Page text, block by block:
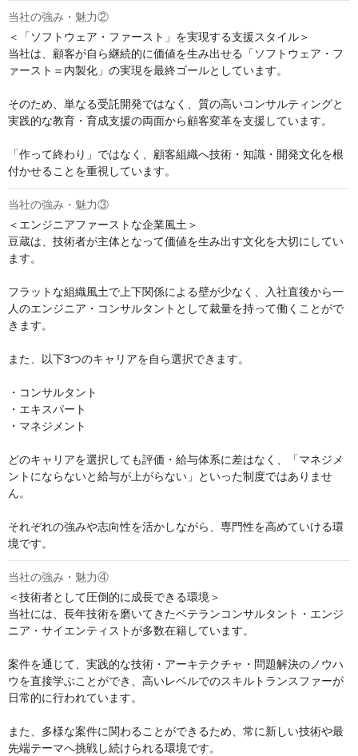
当社の強み・魅力②
＜「ソフトウェア・ファースト」を実現する支援スタイル＞
当社は、顧客が自ら継続的に価値を生み出せる「ソフトウェア・フ
ァースト＝内製化」の実現を最終ゴールとしています。
そのため、単なる受託開発ではなく、質の高いコンサルティングと
実践的な教育・育成支援の両面から顧客変革を支援しています。
「作って終わり」ではなく、顧客組織へ技術・知識・開発文化を根
付かせることを重視しています。
当社の強み・魅力③
＜エンジニアファーストな企業風土＞
豆蔵は、技術者が主体となって価値を生み出す文化を大切にしてい
ます。
フラットな組織風土で上下関係による壁が少なく、入社直後から一
人のエンジニア・コンサルタントとして裁量を持って働くことがで
きます。
また、以下3つのキャリアを自ら選択できます。
・コンサルタント
・エキスパート
・マネジメント
どのキャリアを選択しても評価・給与体系に差はなく、「マネジメ
ントにならないと給与が上がらない」といった制度ではありませ
ん。
それぞれの強みや志向性を活かしながら、専門性を高めていける環
境です。
当社の強み・魅力④
＜技術者として圧倒的に成長できる環境＞
当社には、長年技術を磨いてきたベテランコンサルタント・エンジ
ニア・サイエンティストが多数在籍しています。
案件を通じて、実践的な技術・アーキテクチャ・問題解決のノウハ
ウを直接学ぶことができ、高いレベルでのスキルトランスファーが
日常的に行われています。
また、多様な案件に関わることができるため、常に新しい技術や最
先端テーマへ挑戦し続けられる環境です。